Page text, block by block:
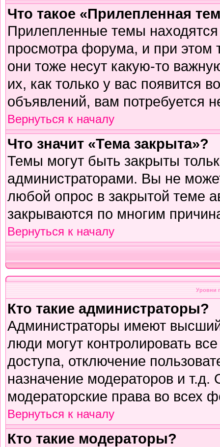
Что такое «Прилепленная
Прилепленные темы
просмотра форума, и при этом
они тоже несут какую-то
их, как только у вас появится
объявлений, вам потребуется
Вернуться к началу
Что значит «Тема закрыта»?
Темы могут быть закрыты
администраторами. Вы не
любой опрос в закрытой теме
закрываются по многим
Вернуться к началу
Уровни
Кто такие администраторы?
Администраторы имеют
люди могут контролировать
доступа, отключение
назначение модераторов и
модераторские права во всех
Вернуться к началу
Кто такие модераторы?